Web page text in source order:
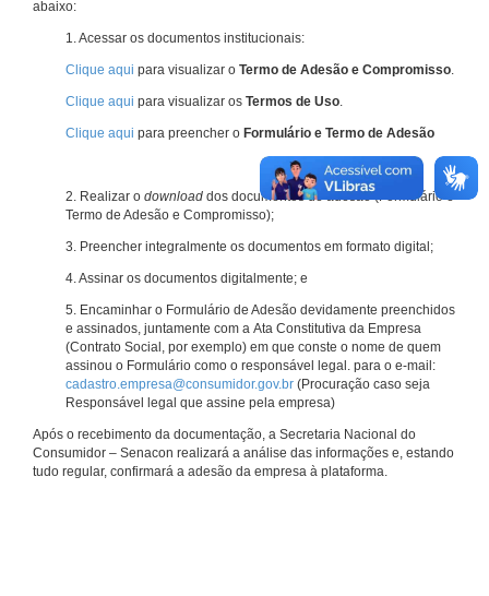
abaixo:
1. Acessar os documentos institucionais:
Clique aqui para visualizar o Termo de Adesão e Compromisso.
Clique aqui para visualizar os Termos de Uso.
Clique aqui para preencher o Formulário e Termo de Adesão
2. Realizar o download dos documentos de adesão (Formulário e
Termo de Adesão e Compromisso);
3. Preencher integralmente os documentos em formato digital;
4. Assinar os documentos digitalmente; e
5. Encaminhar o Formulário de Adesão devidamente preenchidos
e assinados, juntamente com a Ata Constitutiva da Empresa
(Contrato Social, por exemplo) em que conste o nome de quem
assinou o Formulário como o responsável legal. para o e-mail:
cadastro.empresa@consumidor.gov.br (Procuração caso seja
Responsável legal que assine pela empresa)
Após o recebimento da documentação, a Secretaria Nacional do
Consumidor – Senacon realizará a análise das informações e, estando
tudo regular, confirmará a adesão da empresa à plataforma.